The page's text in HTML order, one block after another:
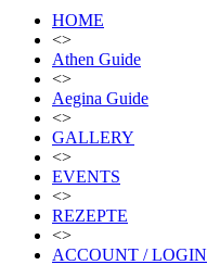
HOME
<>
Athen Guide
<>
Aegina Guide
<>
GALLERY
<>
EVENTS
<>
REZEPTE
<>
ACCOUNT / LOGIN